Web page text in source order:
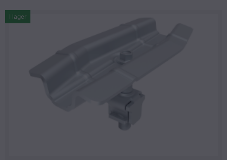
I lager